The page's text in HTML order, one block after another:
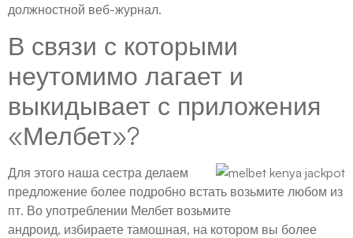
должностной веб-журнал.
В связи с которыми
неутомимо лагает и
выкидывает с приложения
«Мелбет»?
Для этого наша сестра делаем
предложение более подробно встать возьмите любом из
пт. Во употреблении Мелбет возьмите
андроид, избираете тамошная, на котором вы более